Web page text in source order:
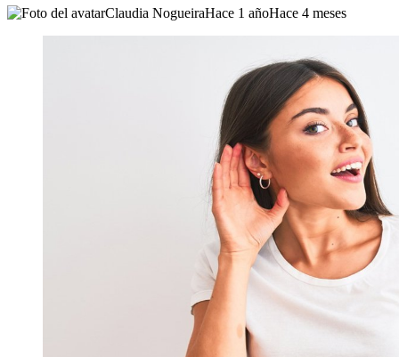
Claudia NogueiraHace 1 añoHace 4 meses